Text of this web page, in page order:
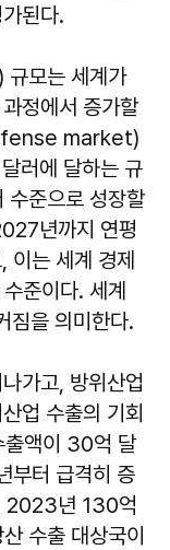
된다.
모는 세계가
정에서 증가할
market)
러에 달하는 규
준으로 성장할
년까지 연평
이는 세계 경제
준이다. 세계
짐을 의미한다.
가고, 방위산업
업 수출의 기회
액이 30억 달
부터 급격히 증
2023년 130억
수출 대상국이